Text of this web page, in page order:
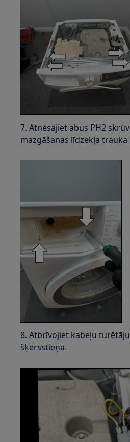
7. Atnēsājiet abus PH2
mazgāšanas līdzekļa
8. Atbrīvojiet kabeļu
šķērsstieņa.